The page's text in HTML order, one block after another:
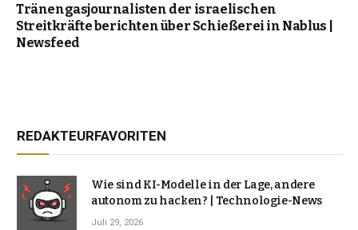
Tränengasjournalisten der israelischen
Streitkräfte berichten über Schießerei in Nablus |
Newsfeed
REDAKTEURFAVORITEN
Wie sind KI-Modelle in der Lage, andere
autonom zu hacken? | Technologie-News
Juli 29, 2026